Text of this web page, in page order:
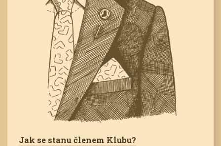
Jak se stanu členem Klubu?